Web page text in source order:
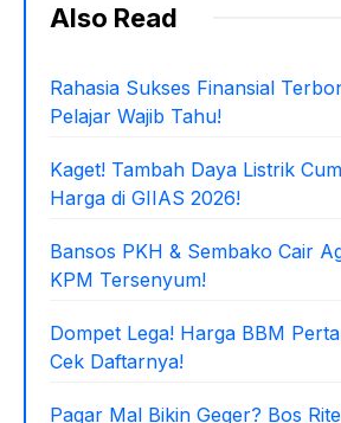
Also Read
Rahasia Sukses Finansial
Pelajar Wajib Tahu!
Kaget! Tambah Daya Listrik
Harga di GIIAS 2026!
Bansos PKH & Sembako Cair
KPM Tersenyum!
Dompet Lega! Harga BBM
Cek Daftarnya!
Pagar Mal Bikin Geger? Bos